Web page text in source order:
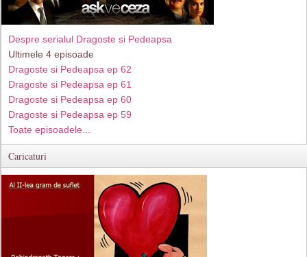
Despre serialul Dragoste si Pedeapsa
Ultimele 4 episoade
Dragoste si Pedeapsa ep 62
Dragoste si Pedeapsa ep 61
Dragoste si Pedeapsa ep 60
Dragoste si Pedeapsa ep 59
Toate episoadele...
Caricaturi